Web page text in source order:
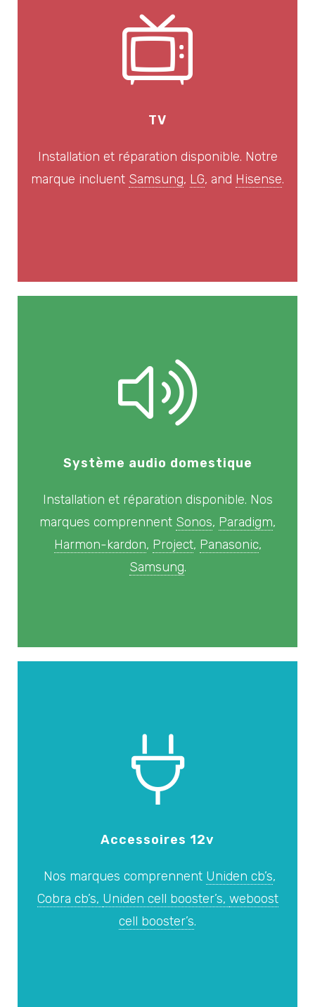
TV
Installation et réparation disponible. Notre
marque incluent Samsung, LG, and Hisense.
Système audio domestique
Installation et réparation disponible. Nos
marques comprennent Sonos, Paradigm,
Harmon-kardon, Project, Panasonic,
Samsung.
Accessoires 12v
Nos marques comprennent Uniden cb’s,
Cobra cb’s, Uniden cell booster’s, weboost
cell booster’s.